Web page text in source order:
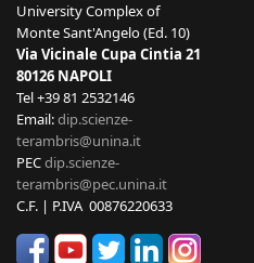
University Complex of
Monte Sant'Angelo (Ed. 10)
Via Vicinale Cupa Cintia 21
80126 NAPOLI
Tel +39 81 2532146
Email:dip.scienze-
terambris@unina.it
PECdip.scienze-
terambris@pec.unina.it
C.F. | P.IVA 00876220633